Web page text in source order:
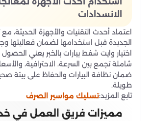
الانسدادات
اعتماد أحدث التقنيات والأجهزة الحديثة،
الجديدة قبل استخدامها لضمان فعاليتها
اختيار وايت شفط بيارات بالخبر يعني
شاملة تجمع بين السرعة، الاحترافية،
ضمان نظافة البيارات والحفاظ على بيئة
طويلة.
تابع المزيد:تسليك مواسير الصرف
مميزات فريق العمل في